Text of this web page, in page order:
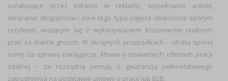
zarabiające przez klikanie w reklamy, wypełnianie ankiet,
skręcanie długopisów i inne tego typu zajęcia obarczone sporym
ryzykiem, wiążącym się z wykonywaniem koszmarnie nudnych
prac za marne grosze. W skrajnych przypadkach – utratą sporej
sumy za sprawą naciągaczy. Mowa o poważnych ofertach pracy
zdalnej – za rozsądną pensję, z gwarancją pełnoetatowego
zatrudnienia na podstawie umowy o pracę lub B2B.